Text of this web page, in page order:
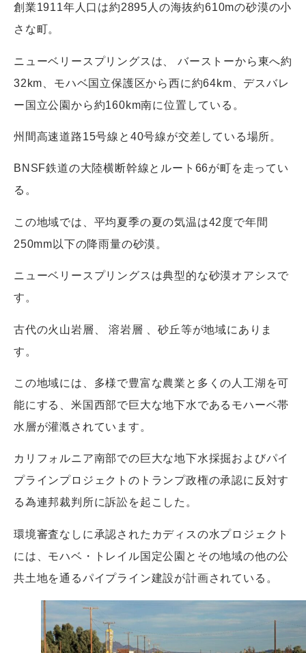
創業1911年人口は約2895人の海抜約610mの砂漠の小
さな町。
ニューベリースプリングスは、 バーストーから東へ約
32km、モハベ国立保護区から西に約64km、デスバレ
ー国立公園から約160km南に位置している。
州間高速道路15号線と40号線が交差している場所。
BNSF鉄道の大陸横断幹線とルート66が町を走ってい
る。
この地域では、平均夏季の夏の気温は42度で年間
250mm以下の降雨量の砂漠。
ニューベリースプリングスは典型的な砂漠オアシスで
す。
古代の火山岩層、 溶岩層 、砂丘等が地域にありま
す。
この地域には、多様で豊富な農業と多くの人工湖を可
能にする、米国西部で巨大な地下水であるモハーベ帯
水層が灌漑されています。
カリフォルニア南部での巨大な地下水採掘およびパイ
プラインプロジェクトのトランプ政権の承認に反対す
る為連邦裁判所に訴訟を起こした。
環境審査なしに承認されたカディスの水プロジェクト
には、モハベ・トレイル国定公園とその地域の他の公
共土地を通るパイプライン建設が計画されている。